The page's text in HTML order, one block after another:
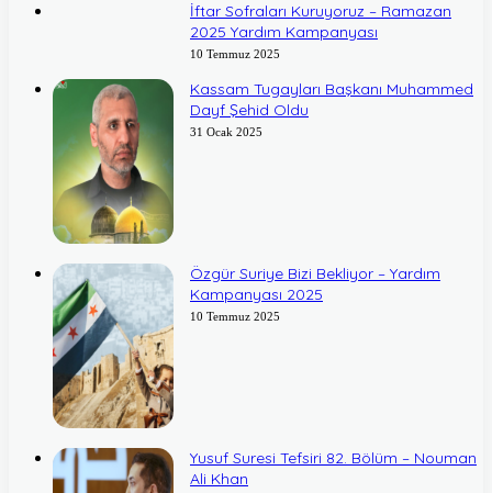
İftar Sofraları Kuruyoruz – Ramazan
2025 Yardım Kampanyası
10 Temmuz 2025
Kassam Tugayları Başkanı Muhammed
Dayf Şehid Oldu
31 Ocak 2025
Özgür Suriye Bizi Bekliyor – Yardım
Kampanyası 2025
10 Temmuz 2025
Yusuf Suresi Tefsiri 82. Bölüm – Nouman
Ali Khan